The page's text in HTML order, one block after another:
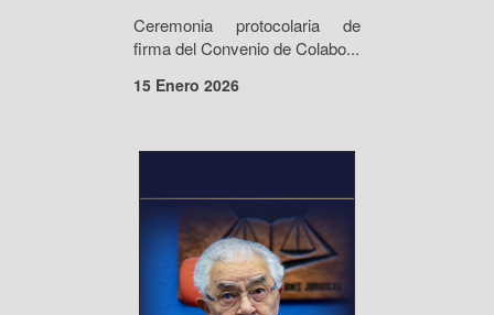
Ceremonia protocolaria de
firma del Convenio de Colabo...
15 Enero 2026